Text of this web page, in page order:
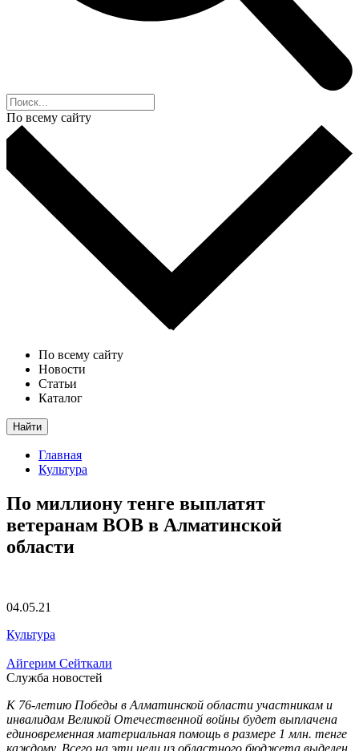
По всему сайту
По всему сайту
Новости
Статьи
Каталог
Найти
Главная
Культура
По миллиону тенге выплатят
ветеранам ВОВ в Алматинской
области
04.05.21
Культура
Айгерим Сейткали
Служба новостей
К 76-летию Победы в Алматинской области участникам и
инвалидам Великой Отечественной войны будет выплачена
единовременная материальная помощь в размере 1 млн. тенге